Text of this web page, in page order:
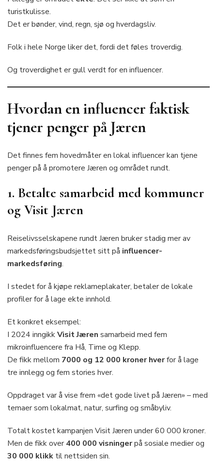
turistkulisse.
Det er bønder, vind, regn, sjø og hverdagsliv.
Folk i hele Norge liker det, fordi det føles troverdig.
Og troverdighet er gull verdt for en influencer.
Hvordan en influencer faktisk
tjener penger på Jæren
Det finnes fem hovedmåter en lokal influencer kan tjene
penger på å promotere Jæren og området rundt.
1. Betalte samarbeid med kommuner
og Visit Jæren
Reiselivsselskapene rundt Jæren bruker stadig mer av
markedsføringsbudsjettet sitt på influencer-
markedsføring.
I stedet for å kjøpe reklameplakater, betaler de lokale
profiler for å lage ekte innhold.
Et konkret eksempel:
I 2024 inngikkVisit Jæren samarbeid med fem
mikroinfluencere fra Hå, Time og Klepp.
De fikk mellom 7000 og 12 000 kroner hverfor å lage
tre innlegg og fem stories hver.
Oppdraget var å vise frem «det gode livet på Jæren» – med
temaer som lokalmat, natur, surfing og småbyliv.
Totalt kostet kampanjen Visit Jæren under 60 000 kroner.
Men de fikk over400 000 visningerpå sosiale medier og
30 000 klikk til nettsiden sin.